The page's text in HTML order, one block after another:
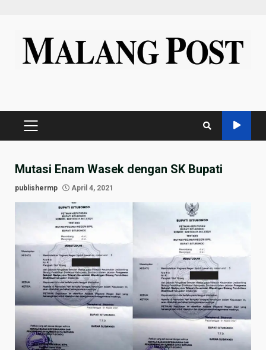
content
PRIMARY
Mutasi Enam Wasek dengan SK Bupati
publishermp April 4, 2021